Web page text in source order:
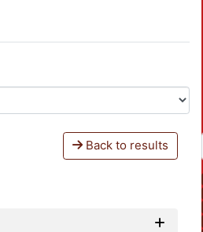
Back to results